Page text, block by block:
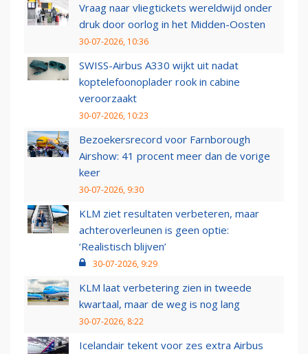
Vraag naar vliegtickets wereldwijd onder
druk door oorlog in het Midden-Oosten
30-07-2026, 10:36
SWISS-Airbus A330 wijkt uit nadat
koptelefoonoplader rook in cabine
veroorzaakt
30-07-2026, 10:23
Bezoekersrecord voor Farnborough
Airshow: 41 procent meer dan de vorige
keer
30-07-2026, 9:30
KLM ziet resultaten verbeteren, maar
achteroverleunen is geen optie:
‘Realistisch blijven’
30-07-2026, 9:29
KLM laat verbetering zien in tweede
kwartaal, maar de weg is nog lang
30-07-2026, 8:22
Icelandair tekent voor zes extra Airbus